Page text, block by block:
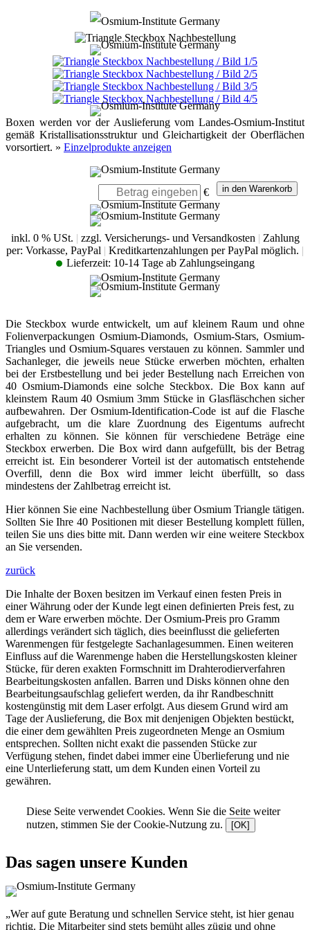
Boxen werden vor der Auslieferung vom Landes-Osmium-Institut
gemäß Kristallisationsstruktur und Gleichartigkeit der Oberflächen
vorsortiert. » Einzelprodukte anzeigen
€
inkl. 0 % USt. | zzgl. Versicherungs- und Versandkosten | Zahlung
per: Vorkasse, PayPal | Kreditkartenzahlungen per PayPal möglich. |
Lieferzeit: 10-14 Tage ab Zahlungseingang
Die Steckbox wurde entwickelt, um auf kleinem Raum und ohne
Folienverpackungen Osmium-Diamonds, Osmium-Stars, Osmium-
Triangles und Osmium-Squares verstauen zu können. Sammler und
Sachanleger, die jeweils neue Stücke erwerben möchten, erhalten
bei der Erstbestellung und bei jeder Bestellung nach Erreichen von
40 Osmium-Diamonds eine solche Steckbox. Die Box kann auf
kleinstem Raum 40 Osmium 3mm Stücke in Glasfläschchen sicher
aufbewahren. Der Osmium-Identification-Code ist auf die Flasche
aufgebracht, um die klare Zuordnung des Eigentums aufrecht
erhalten zu können. Sie können für verschiedene Beträge eine
Steckbox erwerben. Die Box wird dann aufgefüllt, bis der Betrag
erreicht ist. Ein besonderer Vorteil ist der automatisch entstehende
Overfill, denn die Box wird immer leicht überfüllt, so dass
mindestens der Zahlbetrag erreicht ist.
Hier können Sie eine Nachbestellung über Osmium Triangle tätigen.
Sollten Sie Ihre 40 Positionen mit dieser Bestellung komplett füllen,
teilen Sie uns dies bitte mit. Dann werden wir eine weitere Steckbox
an Sie versenden.
zurück
Die Inhalte der Boxen besitzen im Verkauf einen festen Preis in
einer Währung oder der Kunde legt einen definierten Preis fest, zu
dem er Ware erwerben möchte. Der Osmium-Preis pro Gramm
allerdings verändert sich täglich, dies beeinflusst die gelieferten
Warenmengen für festgelegte Sachanlagesummen. Einen weiteren
Einfluss auf die Warenmenge haben die Herstellungskosten kleiner
Stücke, für deren exakten Formschnitt im Drahterodierverfahren
Bearbeitungskosten anfallen. Barren und Disks können ohne den
Bearbeitungsaufschlag geliefert werden, da ihr Randbeschnitt
kostengünstig mit dem Laser erfolgt. Aus diesem Grund wird am
Tage der Auslieferung, die Box mit denjenigen Objekten bestückt,
die einer dem gewählten Preis zugeordneten Menge an Osmium
entsprechen. Sollten nicht exakt die passenden Stücke zur
Verfügung stehen, findet dabei immer eine Überlieferung und nie
eine Unterlieferung statt, um dem Kunden einen Vorteil zu
gewähren.
Diese Seite verwendet Cookies. Wenn Sie die Seite weiter
nutzen, stimmen Sie der Cookie-Nutzung zu.
[OK]
Das sagen unsere Kunden
„Wer auf gute Beratung und schnellen Service steht, ist hier genau
richtig. Die Mitarbeiter sind stets bemüht alles zügig und ohne